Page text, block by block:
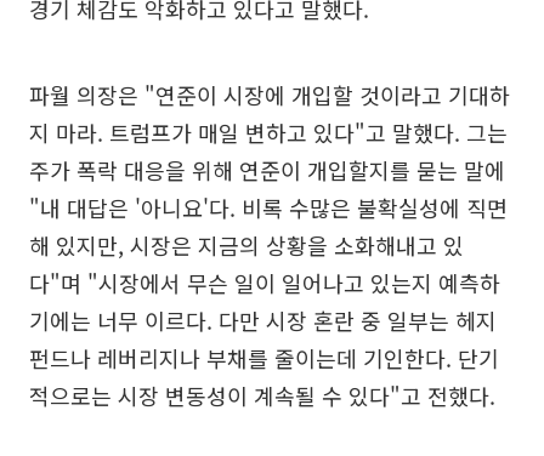
경기 체감도 악화하고 있다고 말했다.
파월 의장은 "연준이 시장에 개입할 것이라고 기대하
지 마라. 트럼프가 매일 변하고 있다"고 말했다. 그는
주가 폭락 대응을 위해 연준이 개입할지를 묻는 말에
"내 대답은 '아니요'다. 비록 수많은 불확실성에 직면
해 있지만, 시장은 지금의 상황을 소화해내고 있
다"며 "시장에서 무슨 일이 일어나고 있는지 예측하
기에는 너무 이르다. 다만 시장 혼란 중 일부는 헤지
펀드나 레버리지나 부채를 줄이는데 기인한다. 단기
적으로는 시장 변동성이 계속될 수 있다"고 전했다.